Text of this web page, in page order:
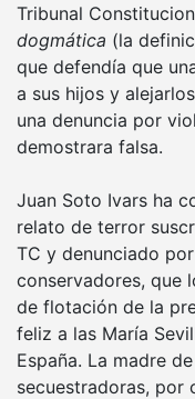
Tribunal
dogmática (la
que defendía que
a sus hijos y
una denuncia por
demostrara falsa.
Juan Soto Ivars ha
relato de terror
TC y denunciado
conservadores, que
de flotación de la
feliz a las María
España. La madre
secuestradoras, por